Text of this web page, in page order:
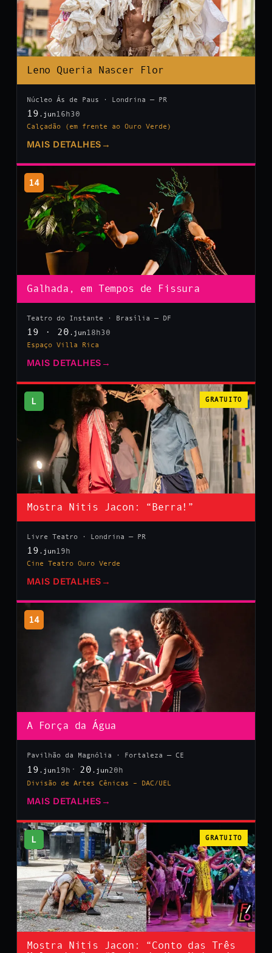
Leno Queria Nascer Flor
Núcleo Ás de Paus · Londrina — PR
19 .jun 16h30
Calçadão (em frente ao Ouro Verde)
MAIS DETALHES →
14
Galhada, em Tempos de Fissura
Teatro do Instante · Brasília — DF
19 · 20 .jun 18h30
Espaço Villa Rica
MAIS DETALHES →
L GRATUITO
Mostra Nitis Jacon: “Berra!”
Livre Teatro · Londrina — PR
19 .jun 19h
Cine Teatro Ouro Verde
MAIS DETALHES →
14
A Força da Água
Pavilhão da Magnólia · Fortaleza — CE
19 .jun 19h 20 .jun20h
Divisão de Artes Cênicas – DAC/UEL
MAIS DETALHES →
L GRATUITO
Mostra Nitis Jacon: “Conto das Três